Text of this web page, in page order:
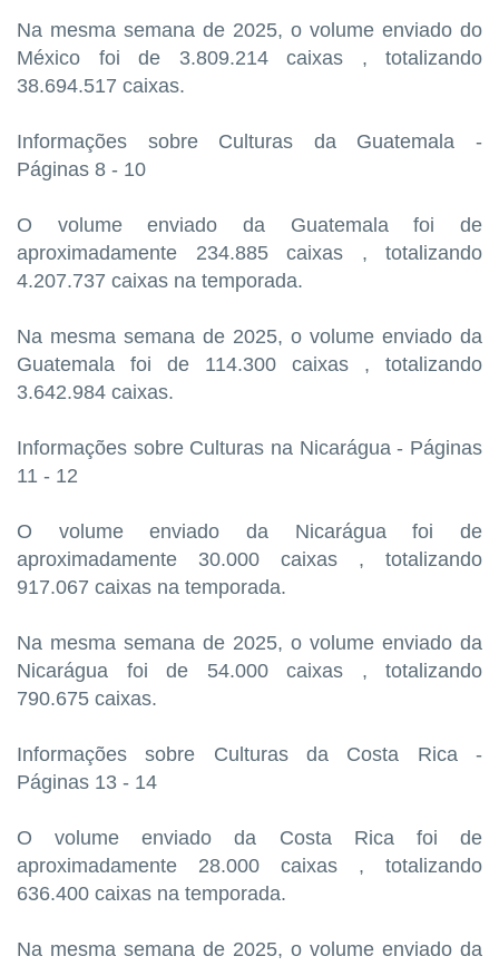
Na mesma semana de 2025, o volume enviado do
México foi de 3.809.214 caixas , totalizando
38.694.517 caixas.
Informações sobre Culturas da Guatemala -
Páginas 8 - 10
O volume enviado da Guatemala foi de
aproximadamente 234.885 caixas , totalizando
4.207.737 caixas na temporada.
Na mesma semana de 2025, o volume enviado da
Guatemala foi de 114.300 caixas , totalizando
3.642.984 caixas.
Informações sobre Culturas na Nicarágua - Páginas
11 - 12
O volume enviado da Nicarágua foi de
aproximadamente 30.000 caixas , totalizando
917.067 caixas na temporada.
Na mesma semana de 2025, o volume enviado da
Nicarágua foi de 54.000 caixas , totalizando
790.675 caixas.
Informações sobre Culturas da Costa Rica -
Páginas 13 - 14
O volume enviado da Costa Rica foi de
aproximadamente 28.000 caixas , totalizando
636.400 caixas na temporada.
Na mesma semana de 2025, o volume enviado da